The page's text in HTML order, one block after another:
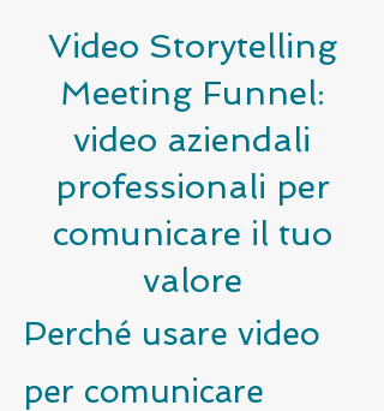
Video Storytelling
Meeting Funnel:
video aziendali
professionali per
comunicare il tuo
valore
Perché usare video
per comunicare